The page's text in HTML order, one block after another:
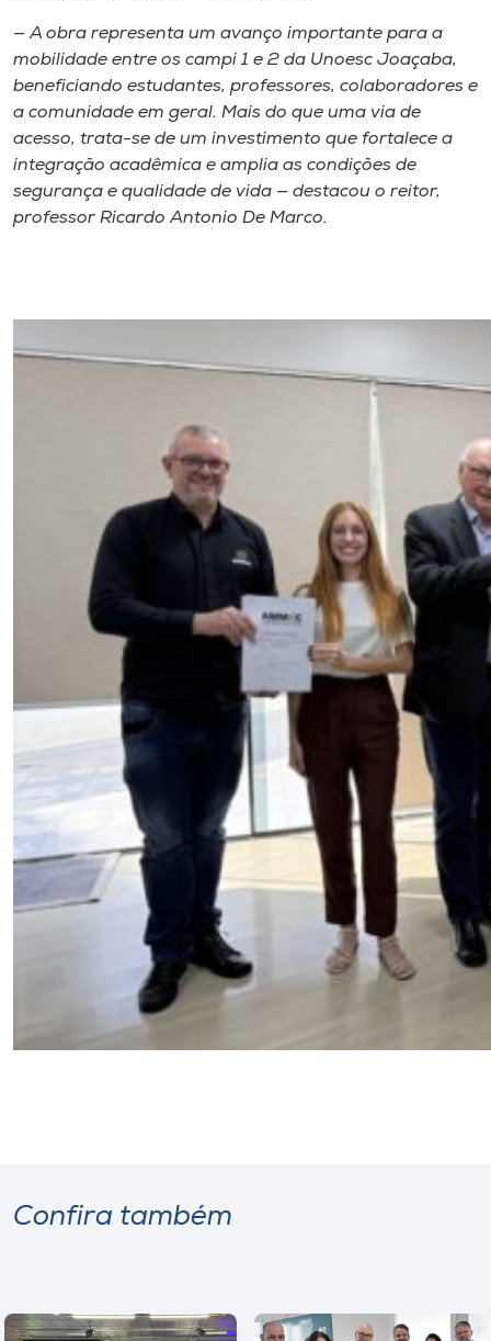
— A obra representa um avanço importante para a
mobilidade entre os campi 1 e 2 da Unoesc Joaçaba,
beneficiando estudantes, professores, colaboradores e
a comunidade em geral. Mais do que uma via de
acesso, trata-se de um investimento que fortalece a
integração acadêmica e amplia as condições de
segurança e qualidade de vida — destacou o reitor,
professor Ricardo Antonio De Marco.
Confira também